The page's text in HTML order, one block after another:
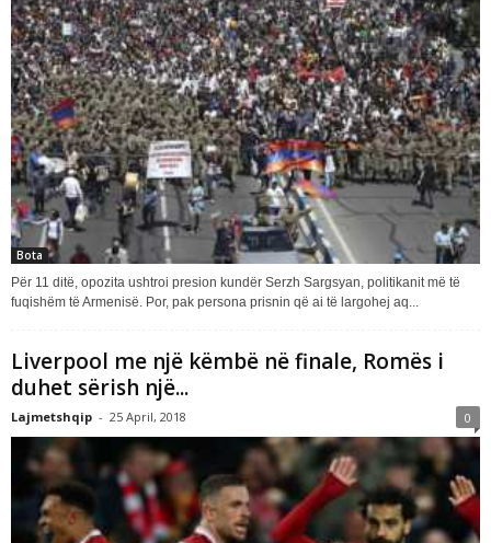
Bota
Për 11 ditë, opozita ushtroi presion kundër Serzh Sargsyan, politikanit më të
fuqishëm të Armenisë. Por, pak persona prisnin që ai të largohej aq...
Liverpool me një këmbë në finale, Romës i
duhet sërish një...
Lajmetshqip - 25 April, 2018 0